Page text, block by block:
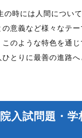
の時には人間につい
意義など様々なテ
このような特色を通
とりに最善の進路へ
入試問題・学